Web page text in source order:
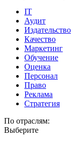
IT
Аудит
Издательство
Качество
Маркетинг
Обучение
Оценка
Персонал
Право
Реклама
Стратегия
По отраслям:
Выберите